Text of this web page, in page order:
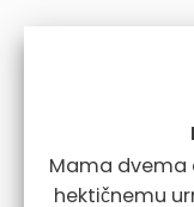
Mama dvema
hektičnemu